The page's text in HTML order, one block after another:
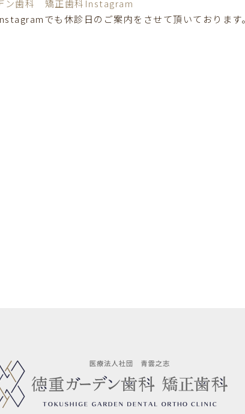
ン歯科 矯正歯科Instagram
でも休診日のご案内をさせて頂いております。